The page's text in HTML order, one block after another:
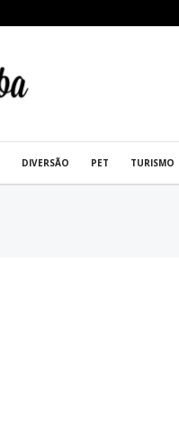
DIVERSÃO PET TURISMO